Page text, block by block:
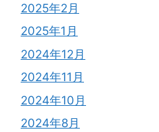
2025年2月
2025年1月
2024年12月
2024年11月
2024年10月
2024年8月